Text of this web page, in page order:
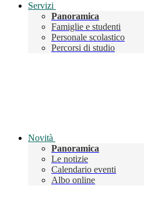
Servizi
Panoramica
Famiglie e studenti
Personale scolastico
Percorsi di studio
Novità
Panoramica
Le notizie
Calendario eventi
Albo online